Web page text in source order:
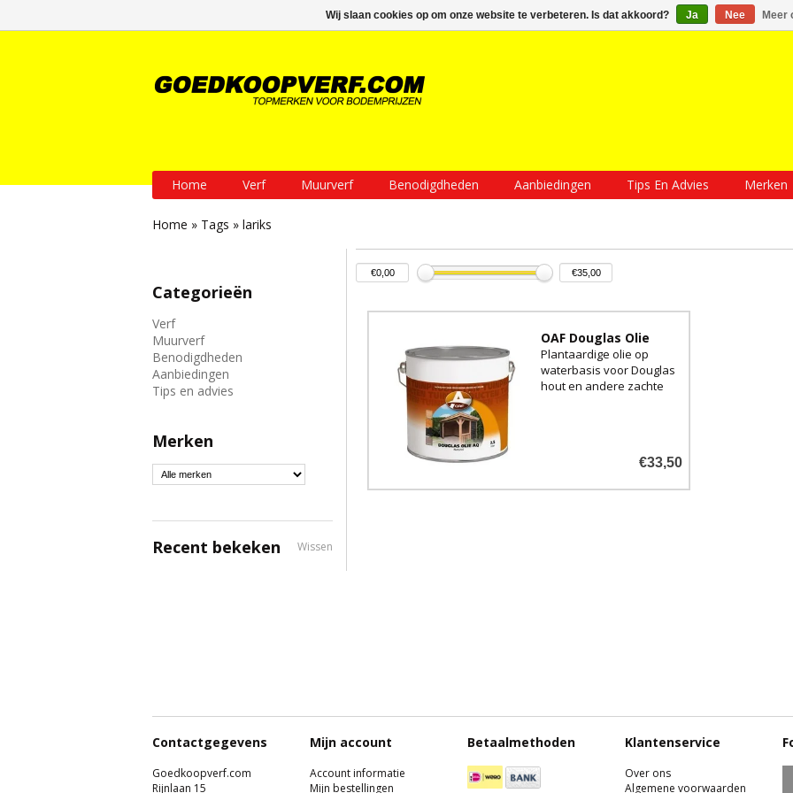
Inloggen Een account aanmaken Mijn winkelwagen €0,00
Home Verf Muurverf Benodigdheden Aanbiedingen Tips En Advies Merken
Home » Tags » lariks
Categorieën
Verf
Muurverf
Benodigdheden
Aanbiedingen
Tips en advies
Merken
Recent bekeken Wissen
OAF Douglas Olie
Plantaardige olie op
waterbasis voor Douglas
hout en andere zachte
€33,50
Contactgegevens
Goedkoopverf.com
Rijnlaan 15
Mijn account
Account informatie
Mijn bestellingen
Betaalmethoden Klantenservice
Over ons
Algemene voorwaarden
Wij slaan cookies op om onze website te verbeteren. Is dat akkoord? Ja Nee Meer